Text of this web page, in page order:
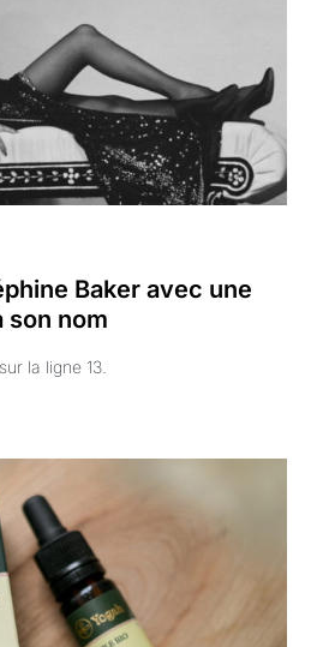
Baker avec une
son nom
la ligne 13.